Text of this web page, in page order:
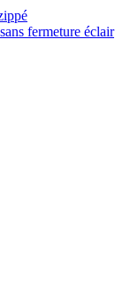
fermeture éclair